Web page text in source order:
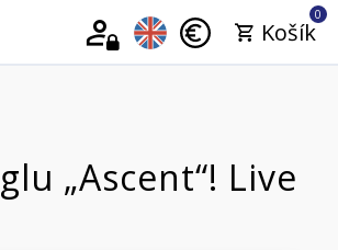
0
Košík
„Ascent“! Live